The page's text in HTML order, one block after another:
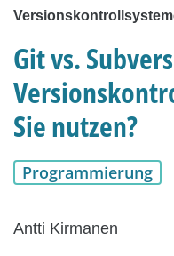
Git vs.
Sie nutzen?
Programmierung
Antti Kirmanen